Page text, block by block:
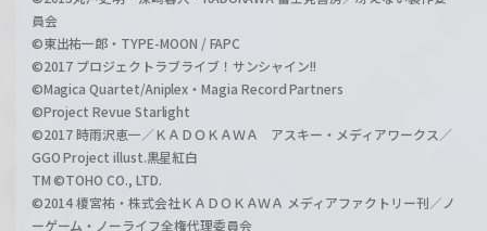
員会
©東出祐一郎・TYPE-MOON / FAPC
©2017 プロジェクトラブライブ！サンシャイン!!
©Magica Quartet/Aniplex・Magia Record Partners
©Project Revue Starlight
©2017 時雨沢恵一／ＫＡＤＯＫＡＷＡ アスキー・メディアワークス／
GGO Project illust.黒星紅白
TM ©TOHO CO., LTD.
©2014 榎宮祐・株式会社ＫＡＤＯＫＡＷＡ メディアファクトリー刊／ノ
ーゲーム・ノーライフ全権代理委員会